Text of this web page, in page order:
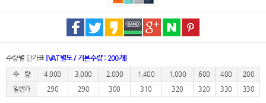
수량별 단가표 [VAT별도 / 기본수량 : 200개]
수 량 4,000 3,000 2,000 1,400 1,000 600 400
200
일반가
290 290 300 310 320 320 330 330